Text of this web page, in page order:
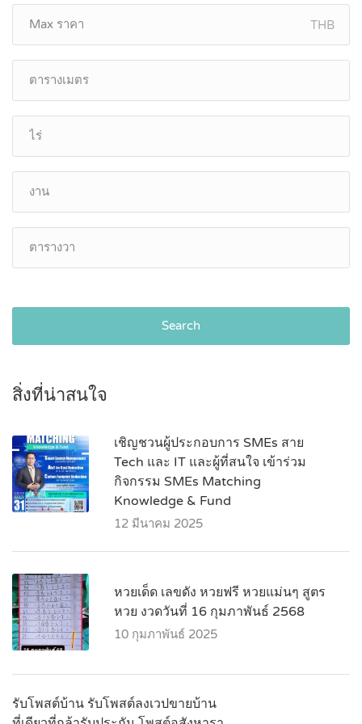
THB
Search
สิ่งที่น่าสนใจ
เชิญชวนผู้ประกอบการ SMEs สาย
Tech และ IT และผู้ที่สนใจ เข้าร่วม
กิจกรรม SMEs Matching
Knowledge & Fund
12 มีนาคม 2025
หวยเด็ด เลขดัง หวยฟรี หวยแม่นๆ สูตร
หวย งวดวันที่ 16 กุมภาพันธ์ 2568
10 กุมภาพันธ์ 2025
รับโพสต์บ้าน รับโพสต์ลงเวปขายบ้าน